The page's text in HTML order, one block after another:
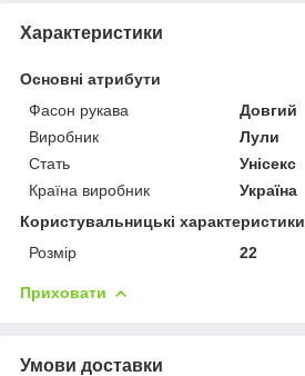
Характеристики
Основні атрибути
Фасон рукава
Довгий
Виробник
Лули
Стать
Унісекс
Країна виробник
Україна
Користувальницькі характеристики
Розмір
22
Приховати
Умови доставки